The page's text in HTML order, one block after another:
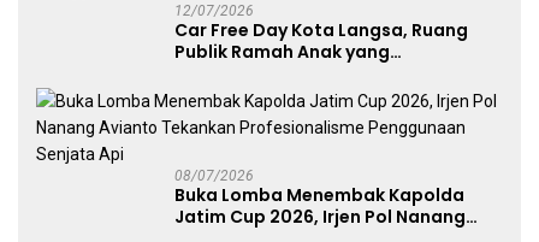
12/07/2026
Car Free Day Kota Langsa, Ruang
Publik Ramah Anak yang
Publik
08/07/2026
Buka Lomba Menembak Kapolda
Jatim Cup 2026, Irjen Pol Nanang